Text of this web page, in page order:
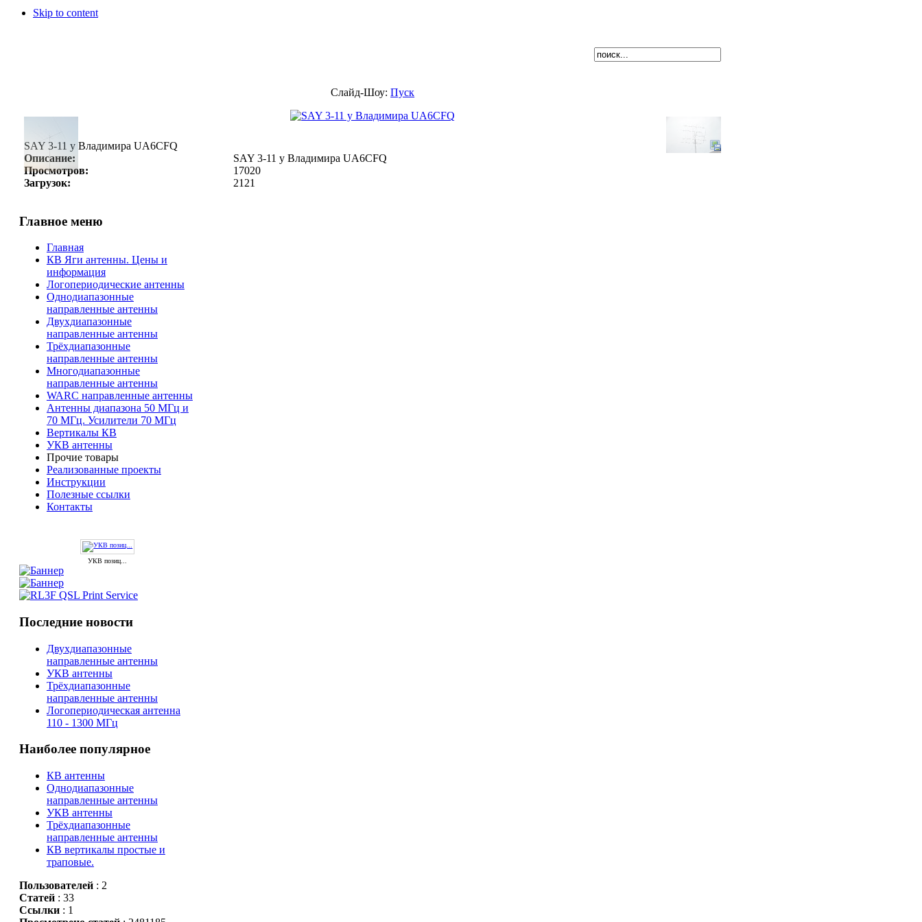
Skip to content
Слайд-Шоу:Пуск
SAY 3-11 у Владимира UA6CFQ
Описание:
SAY 3-11 у Владимира UA6CFQ
Просмотров:
17020
Загрузок:
2121
Главное меню
Главная
КВ Яги антенны. Цены и
информация
Логопериодические антенны
Однодиапазонные
направленные антенны
Двухдиапазонные
направленные антенны
Трёхдиапазонные
направленные антенны
Многодиапазонные
направленные антенны
WARC направленные антенны
Антенны диапазона 50 МГц и
70 МГц. Усилители 70 МГц
Вертикалы КВ
УКВ антенны
Прочие товары
Реализованные проекты
Инструкции
Полезные ссылки
Контакты
УКВ позиц...
Последние новости
Двухдиапазонные
направленные антенны
УКВ антенны
Трёхдиапазонные
направленные антенны
Логопериодическая антенна
110 - 1300 МГц
Наиболее популярное
КВ антенны
Однодиапазонные
направленные антенны
УКВ антенны
Трёхдиапазонные
направленные антенны
КВ вертикалы простые и
траповые.
Пользователей: 2
Статей: 33
Ссылки: 1